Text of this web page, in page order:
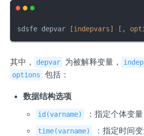
sdsfe depvar [indepvars] [,
其中， depvar 为被解释变量，
options 包括：
数据结构选项
id(varname) ：指定个体变量
time(varname)
：指定时间